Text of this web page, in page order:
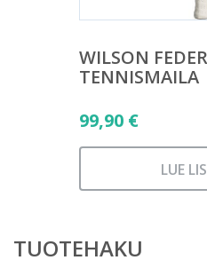
WILSON
TENNISMAILA
99,90 €
LUE
TUOTEHAKU